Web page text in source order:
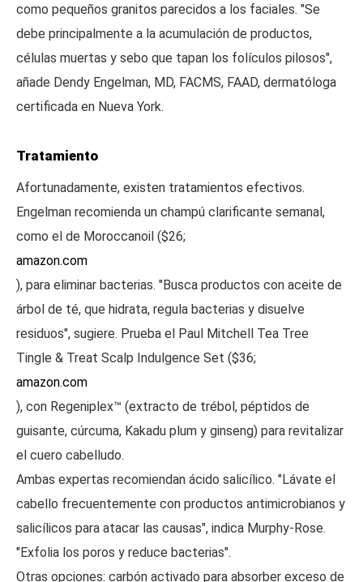
como pequeños granitos parecidos a los faciales. "Se
debe principalmente a la acumulación de productos,
células muertas y sebo que tapan los folículos pilosos",
añade Dendy Engelman, MD, FACMS, FAAD, dermatóloga
certificada en Nueva York.
Tratamiento
Afortunadamente, existen tratamientos efectivos.
Engelman recomienda un champú clarificante semanal,
como el de Moroccanoil ($26;
amazon.com
), para eliminar bacterias. "Busca productos con aceite de
árbol de té, que hidrata, regula bacterias y disuelve
residuos", sugiere. Prueba el Paul Mitchell Tea Tree
Tingle & Treat Scalp Indulgence Set ($36;
amazon.com
), con Regeniplex™ (extracto de trébol, péptidos de
guisante, cúrcuma, Kakadu plum y ginseng) para revitalizar
el cuero cabelludo.
Ambas expertas recomiendan ácido salicílico. "Lávate el
cabello frecuentemente con productos antimicrobianos y
salicílicos para atacar las causas", indica Murphy-Rose.
"Exfolia los poros y reduce bacterias".
Otras opciones: carbón activado para absorber exceso de